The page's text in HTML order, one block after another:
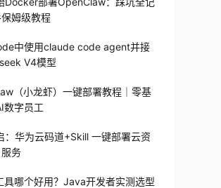
姆级教程
中使用claude code agent并接
V4模型
（小龙虾）一键部署教程｜零基
数字员工
：华为云码道+Skill 一键部署云资
务
具哪个好用？Java开发者实测选型